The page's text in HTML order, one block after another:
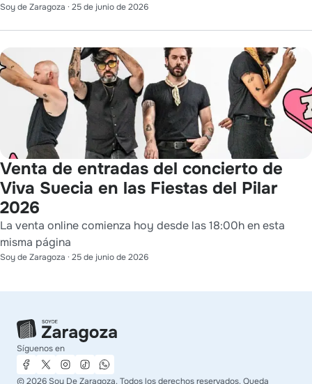
Soy de Zaragoza · 25 de junio de 2026
Venta de entradas del concierto de
Viva Suecia en las Fiestas del Pilar
2026
La venta online comienza hoy desde las 18:00h en esta
misma página
Soy de Zaragoza · 25 de junio de 2026
Síguenos en
©2026 Soy De Zaragoza. Todos los derechos reservados. Queda